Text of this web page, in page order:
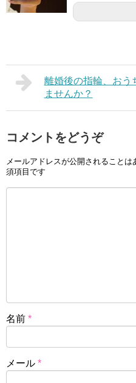
離婚後の指輪、おう
ませんか？
コメントをどうぞ
メールアドレスが公開されることは
須項目です
名前 *
メール *